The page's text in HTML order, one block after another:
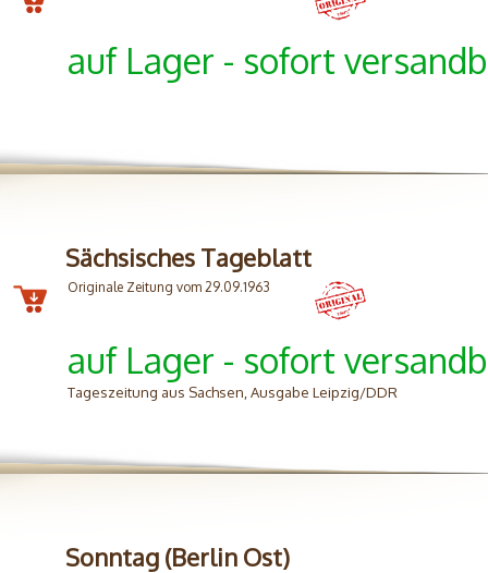
auf Lager - sofort
Sächsisches Tageblatt
Originale Zeitung vom 29.09.1963
auf Lager - sofort
Tageszeitung aus Sachsen, Ausgabe Leipzig/DDR
Sonntag (Berlin Ost)